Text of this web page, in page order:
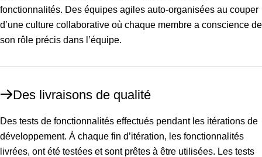
fonctionnalités. Des équipes agiles auto-organisées au couper
d’une culture collaborative où chaque membre a conscience de
son rôle précis dans l’équipe.
Des livraisons de qualité
Des tests de fonctionnalités effectués pendant les itérations de
développement. À chaque fin d’itération, les fonctionnalités
livrées, ont été testées et sont prêtes à être utilisées. Les tests